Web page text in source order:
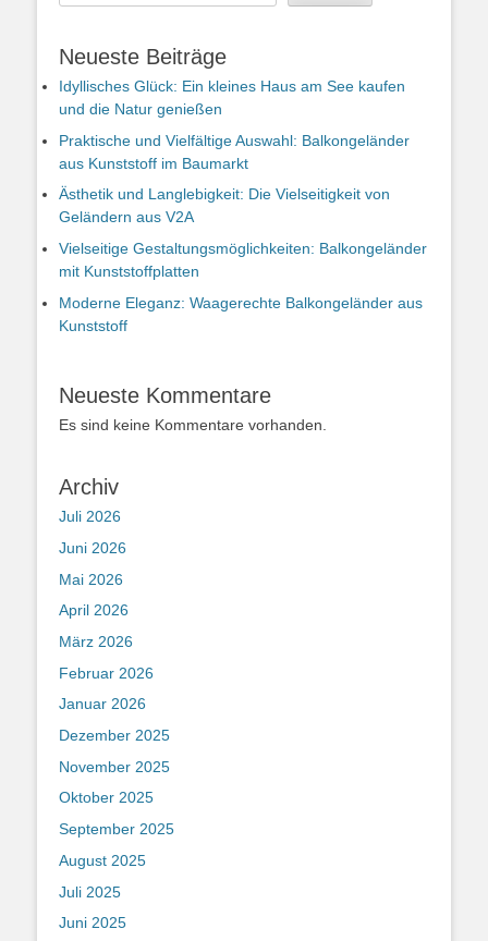
Neueste Beiträge
Idyllisches Glück: Ein kleines Haus am See kaufen
und die Natur genießen
Praktische und Vielfältige Auswahl: Balkongeländer
aus Kunststoff im Baumarkt
Ästhetik und Langlebigkeit: Die Vielseitigkeit von
Geländern aus V2A
Vielseitige Gestaltungsmöglichkeiten: Balkongeländer
mit Kunststoffplatten
Moderne Eleganz: Waagerechte Balkongeländer aus
Kunststoff
Neueste Kommentare
Es sind keine Kommentare vorhanden.
Archiv
Juli 2026
Juni 2026
Mai 2026
April 2026
März 2026
Februar 2026
Januar 2026
Dezember 2025
November 2025
Oktober 2025
September 2025
August 2025
Juli 2025
Juni 2025